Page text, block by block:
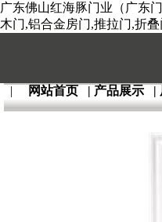
广东佛山红海豚门业（广东
木门,铝合金房门,推拉门,折
| 网站首页 | 产品展示 |